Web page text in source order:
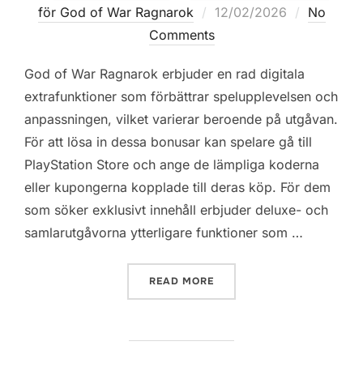
för God of War Ragnarok
Posted
on
12/02/2026
No
Comments
God of War Ragnarok erbjuder en rad digitala
extrafunktioner som förbättrar spelupplevelsen och
anpassningen, vilket varierar beroende på utgåvan.
För att lösa in dessa bonusar kan spelare gå till
PlayStation Store och ange de lämpliga koderna
eller kupongerna kopplade till deras köp. För dem
som söker exklusivt innehåll erbjuder deluxe- och
samlarutgåvorna ytterligare funktioner som …
READ MORE